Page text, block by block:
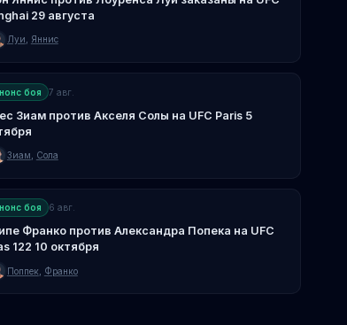
29 августа
Луи, Яннис
боя 7 авг.
Зиам против Акселя Солы на UFC Paris 5
Зиам Сола
боя 6 авг.
Франко против Александра Попека на UFC
122 10 октября
Поппек, Франко